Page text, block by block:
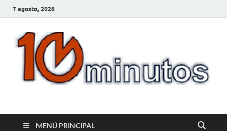
7 agosto, 2026
10minutos.com.uy
MENÚ PRINCIPAL